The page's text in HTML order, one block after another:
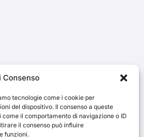
Consenso
tecnologie come i cookie per
del dispositivo. Il consenso a queste
il comportamento di navigazione o ID
il consenso può influire
funzioni.